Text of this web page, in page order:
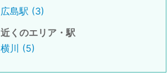
広島駅 (3)
近くのエリア・駅
横川 (5)